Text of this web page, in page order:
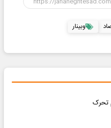
وبینار
تحرک